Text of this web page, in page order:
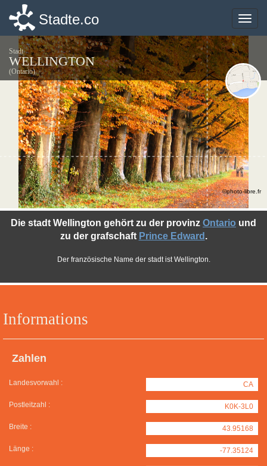
Toggle
Stadte.co
Stadt
WELLINGTON
(Ontario)
Informations
Zahlen
Landesvorwahl : CA
Postleitzahl : K0K-3L0
Breite : 43.95168
Länge : -77.35124
Die stadt Wellington gehört zu der provinz Ontario und
zu der grafschaft Prince Edward .
Der französische Name der stadt ist Wellington.
©photo-libre.fr
Toggle
Stadte.co